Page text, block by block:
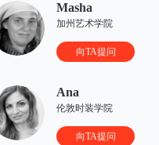
Masha
加州艺术学院
向TA提问
Ana
伦敦时装学院
向TA提问